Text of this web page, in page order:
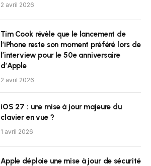
2 avril 2026
Tim Cook révèle que le lancement de
l’iPhone reste son moment préféré lors de
l’interview pour le 50e anniversaire
d’Apple
2 avril 2026
iOS 27 : une mise à jour majeure du
clavier en vue ?
1 avril 2026
Apple déploie une mise à jour de sécurité